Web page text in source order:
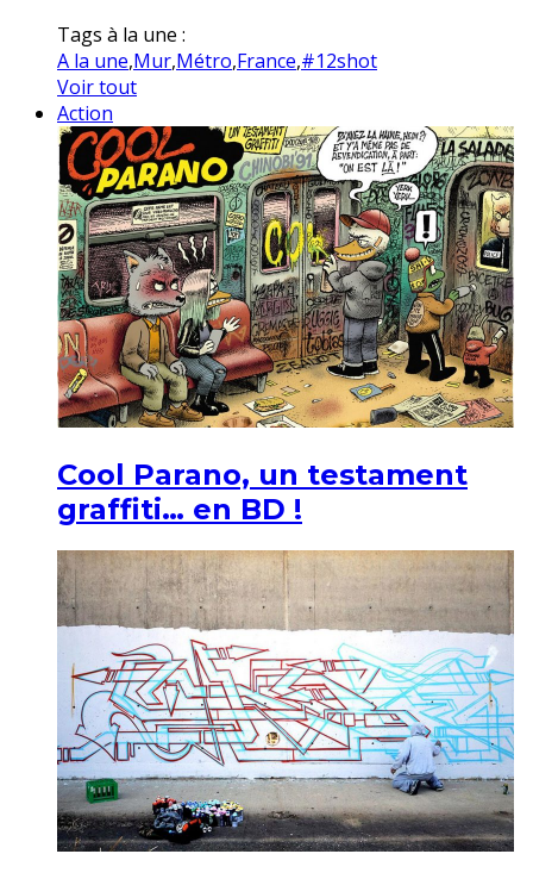
Tags à la une :
A la une,Mur,Métro,France,#12shot
Voir tout
Action
Cool Parano, un testament
graffiti… en BD !